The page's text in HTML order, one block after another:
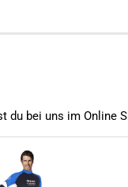
du bei uns im Online